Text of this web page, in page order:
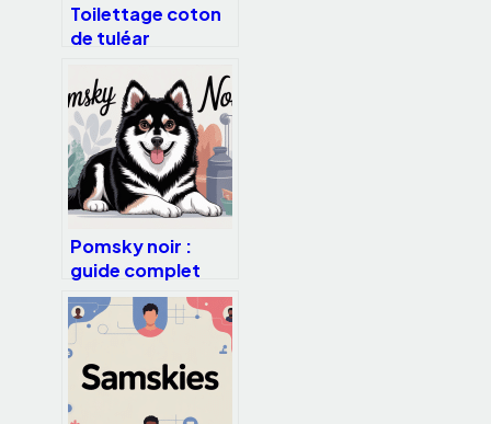
Toilettage coton
de tuléar
entretenir au
mieux son pelage
Pomsky noir :
guide complet
pour bien choisir
et s’en occuper